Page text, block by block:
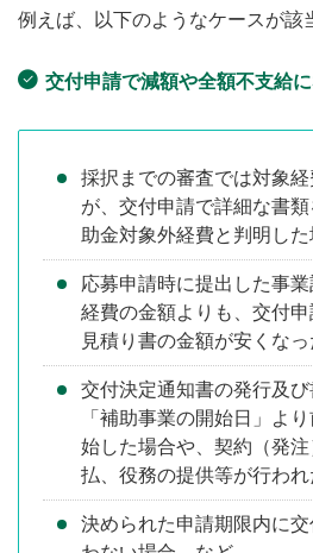
例えば、以下のようなケースが該
交付申請で減額や全額不支給
採択までの審査では対象
が、交付申請で詳細な書
助金対象外経費と判明した
応募申請時に提出した事
経費の金額よりも、交付
見積り書の金額が安くな
交付決定通知書の発行及
「補助事業の開始日」よ
始した場合や、契約（発
払、役務の提供等が行われ
決められた申請期限内に